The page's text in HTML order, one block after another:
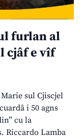
furlan al
cjâf e vîf
sul Cjiscjel
i 50 agns
cu la
Riccardo Lamba